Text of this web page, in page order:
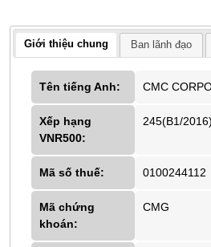
Giới thiệu chung Ban lãnh đạo
Tên tiếng Anh: CMC
Xếp hạng
VNR500:
245(B1/
Mã số thuế: 0100244112
Mã chứng
khoán:
CMG